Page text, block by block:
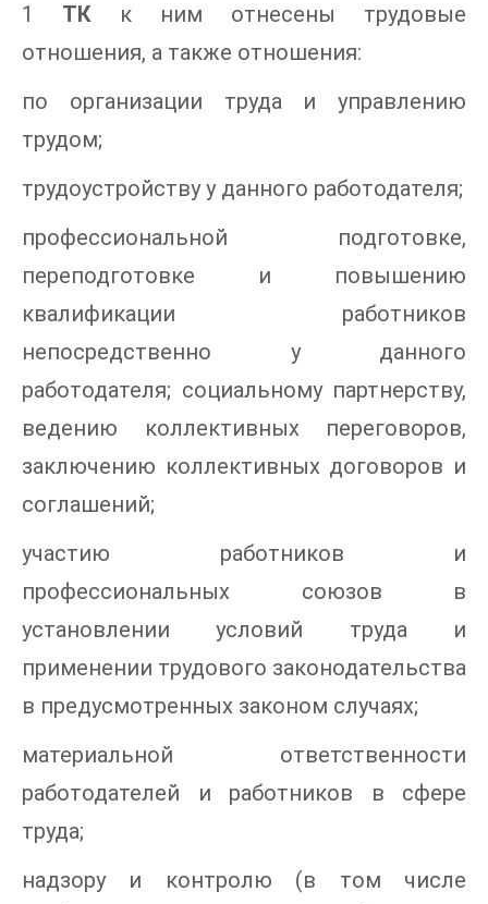
1 ТК к ним отнесены трудовые
отношения, а также отношения:
по организации труда и управлению
трудом;
трудоустройству у данного работодателя;
профессиональной подготовке,
переподготовке и повышению
квалификации работников
непосредственно у данного
работодателя; социальному партнерству,
ведению коллективных переговоров,
заключению коллективных договоров и
соглашений;
участию работников и
профессиональных союзов в
установлении условий труда и
применении трудового законодательства
в предусмотренных законом случаях;
материальной ответственности
работодателей и работников в сфере
труда;
надзору и контролю (в том числе